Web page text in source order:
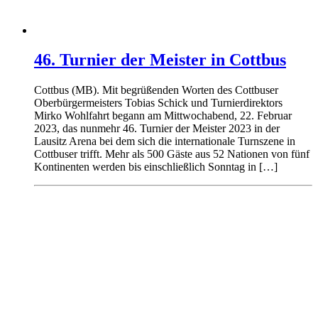
46. Turnier der Meister in Cottbus
Cottbus (MB). Mit begrüßenden Worten des Cottbuser
Oberbürgermeisters Tobias Schick und Turnierdirektors
Mirko Wohlfahrt begann am Mittwochabend, 22. Februar
2023, das nunmehr 46. Turnier der Meister 2023 in der
Lausitz Arena bei dem sich die internationale Turnszene in
Cottbuser trifft. Mehr als 500 Gäste aus 52 Nationen von fünf
Kontinenten werden bis einschließlich Sonntag in […]